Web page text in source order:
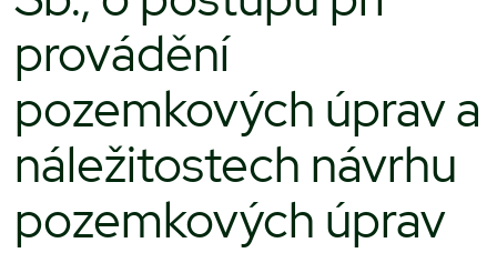
provádění
pozemkových úprav a
náležitostech návrhu
pozemkových úprav